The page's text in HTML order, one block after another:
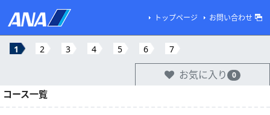
トップページ お問い合わせ
1 2 3 4 5 6 7
お気に入り 0
コース一覧